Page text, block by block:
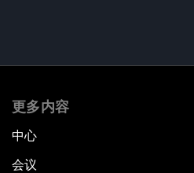
更多内容
中心
会议